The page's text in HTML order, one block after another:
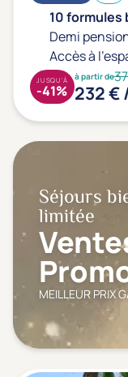
10
Demi
Accès à
à partir de
232 €
JUSQU'À
-41%
Séjours
limitée
MEILLEUR PRIX